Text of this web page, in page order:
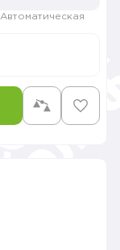
Автоматическая